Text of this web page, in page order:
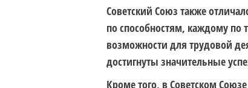
Советский Союз также
по способностям, каждому по
возможности для трудовой
достигнуты значительные
Кроме того, в Советском